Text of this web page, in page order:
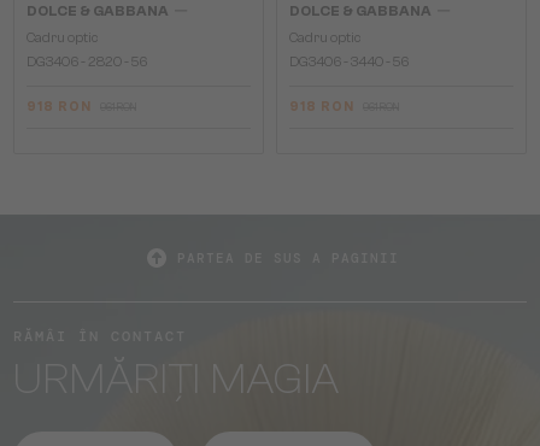
DOLCE & GABBANA
Cadru optic
DG3406 - ​2820 - ​56
918 RON
DOLCE & GABBANA
Cadru optic
DG3406 - ​3440 - ​56
918 RON
URMĂRIȚI MAGIA